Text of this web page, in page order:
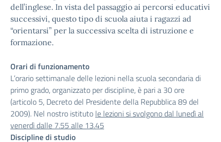
dell’inglese. In vista del passaggio ai percorsi educativi
successivi, questo tipo di scuola aiuta i ragazzi ad
“orientarsi” per la successiva scelta di istruzione e
formazione.
Orari di funzionamento
L’orario settimanale delle lezioni nella scuola secondaria di
primo grado, organizzato per discipline, è pari a 30 ore
(articolo 5, Decreto del Presidente della Repubblica 89 del
2009). Nel nostro istituto le lezioni si svolgono dal lunedì al
venerdì dalle 7.55 alle 13.45
Discipline di studio